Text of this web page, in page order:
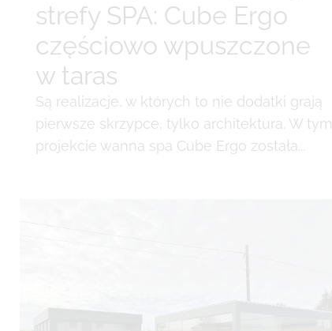
strefy SPA: Cube Ergo
częściowo wpuszczone
w taras
Są realizacje, w których to nie dodatki grają
pierwsze skrzypce, tylko architektura. W tym
projekcie wanna spa Cube Ergo została...